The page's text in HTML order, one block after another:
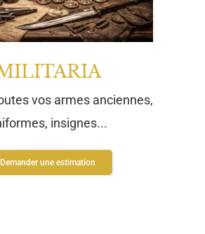
vos armes anciennes,
insignes...
Demander une estimation